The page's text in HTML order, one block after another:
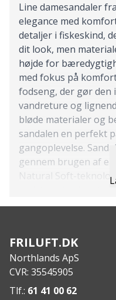
Line damesandaler
elegance med
detaljer i fiskeskind,
dit look, men
højde for
med fokus på
fodseng, der gør den
vandreture og
bløde materialer og
sandalen en perfekt
gangoplevelse.
gennem brugen af
Natural Soft-
Features:
bæredygtig sandal.
Gummisål med
overlegen komfort.
3 justerbare
FRILUFT.DK
Northlands ApS
CVR: 35545905
Tlf.: 61 41 00 62